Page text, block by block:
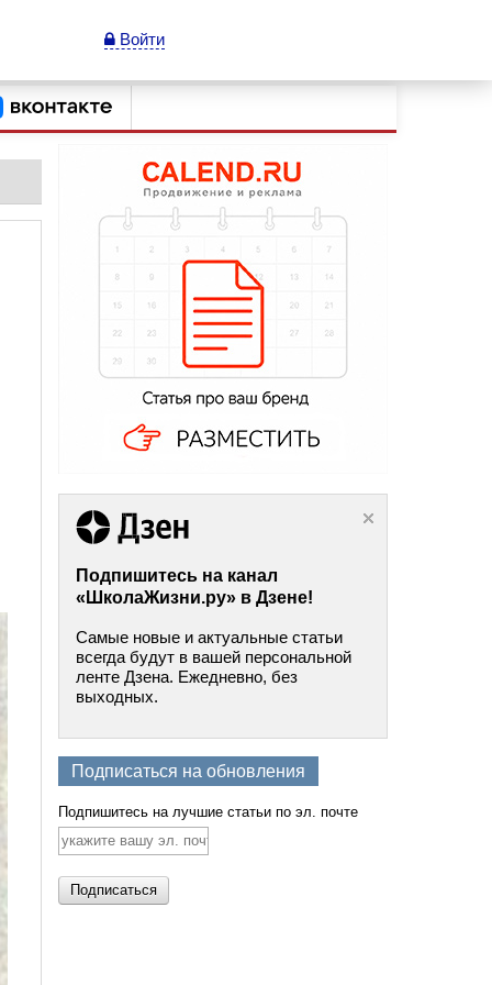
Войти
Подпишитесь на канал
«ШколаЖизни.ру» в Дзене!
Самые новые и актуальные статьи
всегда будут в вашей персональной
ленте Дзена. Ежедневно, без
выходных.
Подписаться на обновления
Подпишитесь на лучшие статьи по эл. почте